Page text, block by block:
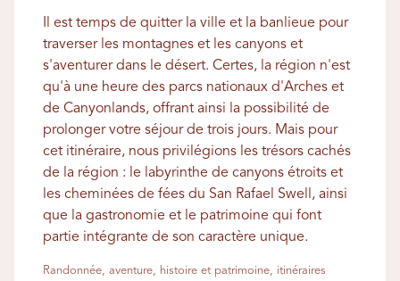
Il est temps de quitter la ville et la banlieue pour
traverser les montagnes et les canyons et
s'aventurer dans le désert. Certes, la région n'est
qu'à une heure des parcs nationaux d'Arches et
de Canyonlands, offrant ainsi la possibilité de
prolonger votre séjour de trois jours. Mais pour
cet itinéraire, nous privilégions les trésors cachés
de la région : le labyrinthe de canyons étroits et
les cheminées de fées du San Rafael Swell, ainsi
que la gastronomie et le patrimoine qui font
partie intégrante de son caractère unique.
Randonnée, aventure, histoire et patrimoine, itinéraires